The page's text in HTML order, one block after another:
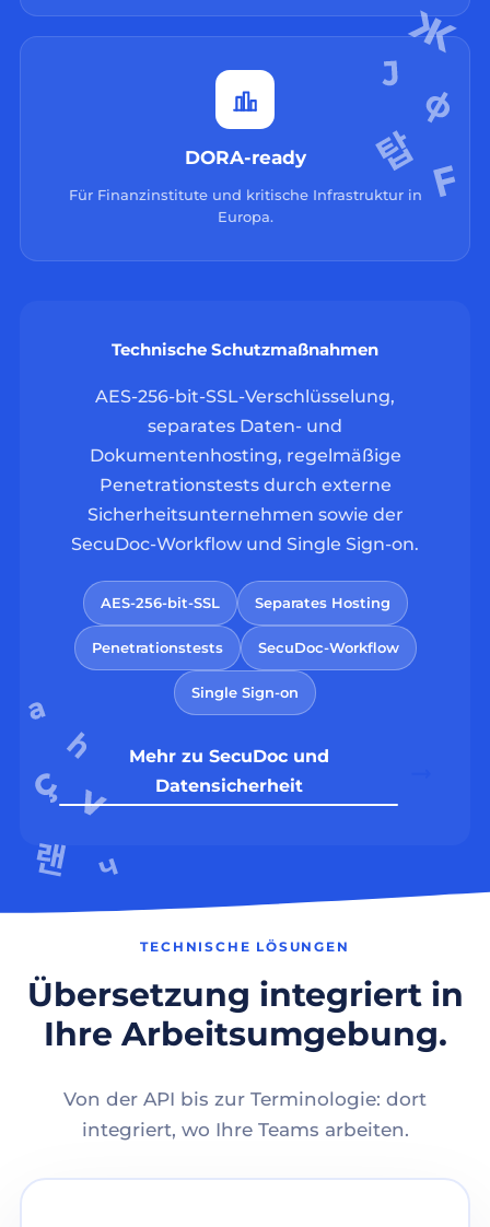
DORA-ready
Für Finanzinstitute und kritische Infrastruktur in
Europa.
Technische Schutzmaßnahmen
AES-256-bit-SSL-Verschlüsselung,
separates Daten- und
Dokumentenhosting, regelmäßige
Penetrationstests durch externe
Sicherheitsunternehmen sowie der
SecuDoc-Workflow und Single Sign-on.
AES-256-bit-SSL Separates Hosting
Penetrationstests SecuDoc-Workflow
Single Sign-on
Mehr zu SecuDoc und
Datensicherheit
TECHNISCHE LÖSUNGEN
Übersetzung integriert in
Ihre Arbeitsumgebung.
Von der API bis zur Terminologie: dort
integriert, wo Ihre Teams arbeiten.